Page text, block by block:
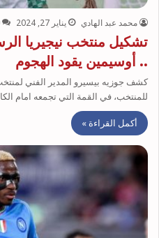
محمد عبد الهادي يناير 27, 2024
تشكيل منتخب نيجيريا
.. أوسيمين يقود الهجوم
كشف جوزيه بيسيرو المدير الفني
للمنتخب، في القمة التي تجمعه امام
أكمل القراءة »